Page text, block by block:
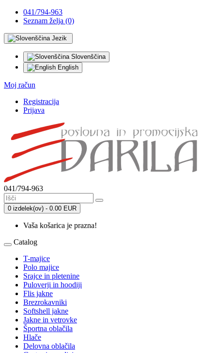
041/794-963
Seznam želja (0)
Jezik
Slovenščina
English
Moj račun
Registracija
Prijava
041/794-963
0 izdelek(ov) - 0.00 EUR
Vaša košarica je prazna!
Catalog
T-majice
Polo majice
Srajce in pletenine
Puloverji in hoodiji
Flis jakne
Brezrokavniki
Softshell jakne
Jakne in vetrovke
Športna oblačila
Hlače
Delovna oblačila